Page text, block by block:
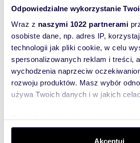
Odpowiedzialne wykorzystanie
Wraz z naszymi 1022 partnerami
osobiste dane, np. adres IP,
technologii jak pliki cookie, w celu
spersonalizowanych reklam i treści,
wychodzenia naprzeciw
rozwoju produktów. Masz wybór
używa Twoich danych i w jakich
dane są przetwarzane oraz ustaw
. W Deklaracji
Akceptuj
inwestycja łącząca atrakcyjny
funkcjonalność i prestiżową
Dlaczego tu warto prowadzić
Gastronomia: klimatyczna
lub bistro z ogródkiem – miejsce,
przyciągnie klientów.
Biuro: nowoczesna i
firmy w prestiżowej inwestycji.
Usługi: gabinety, studio fitness,
elastyczna przestrzeń
Warunki najmu:
Interesują mnie